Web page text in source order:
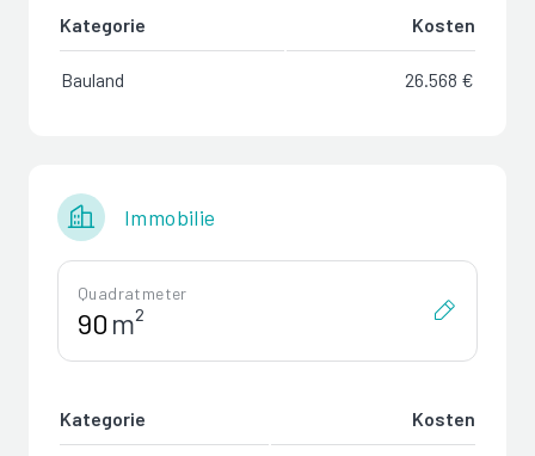
Kategorie Kosten
Bauland 26.568 €
Immobilie
Quadratmeter
m²
Kategorie Kosten